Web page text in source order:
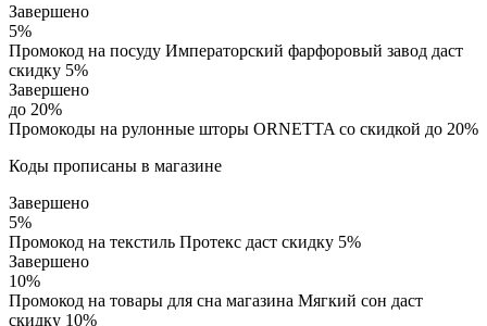
Завершено
5%
Промокод на посуду Императорский фарфоровый завод даст
скидку 5%
Завершено
до 20%
Промокоды на рулонные шторы ORNETTA со скидкой до 20%
Коды прописаны в магазине
Завершено
5%
Промокод на текстиль Протекс даст скидку 5%
Завершено
10%
Промокод на товары для сна магазина Мягкий сон даст
скидку 10%